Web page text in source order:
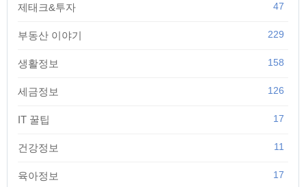
제태크&투자 47
부동산 이야기 229
생활정보 158
세금정보 126
IT 꿀팁 17
건강정보 11
육아정보 17